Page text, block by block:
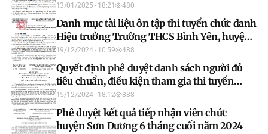
Yên
13/01/2025 - 18:21 480
Danh mục tài liệu ôn tập thi tuyển chức danh
Hiệu trưởng Trường THCS Bình Yên, huyện
Sơn Dương - vòng 1 (thi viết)
19/12/2024 - 10:59 488
Quyết định phê duyệt danh sách người đủ
tiêu chuẩn, điều kiện tham gia thi tuyển
chức danh Hiệu trưởng Trường THCS Bình
Yên
15/12/2024 - 18:12 888
Phê duyệt kết quả tiếp nhận viên chức
huyện Sơn Dương 6 tháng cuối năm 2024